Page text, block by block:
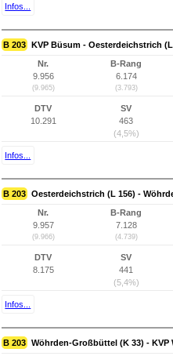
Infos...
B 203 KVP Büsum - Oesterdeichstrich (L
Nr.
9.956
(9.965)
B-Rang
6.174
(3.793)
DTV
10.291
SV
463
(4,5%)
Infos...
B 203 Oesterdeichstrich (L 156) -
Nr.
9.957
(9.966)
B-Rang
7.128
(4.739)
DTV
8.175
SV
441
(5,4%)
Infos...
B 203 Wöhrden-Großbüttel (K 33) - KVP